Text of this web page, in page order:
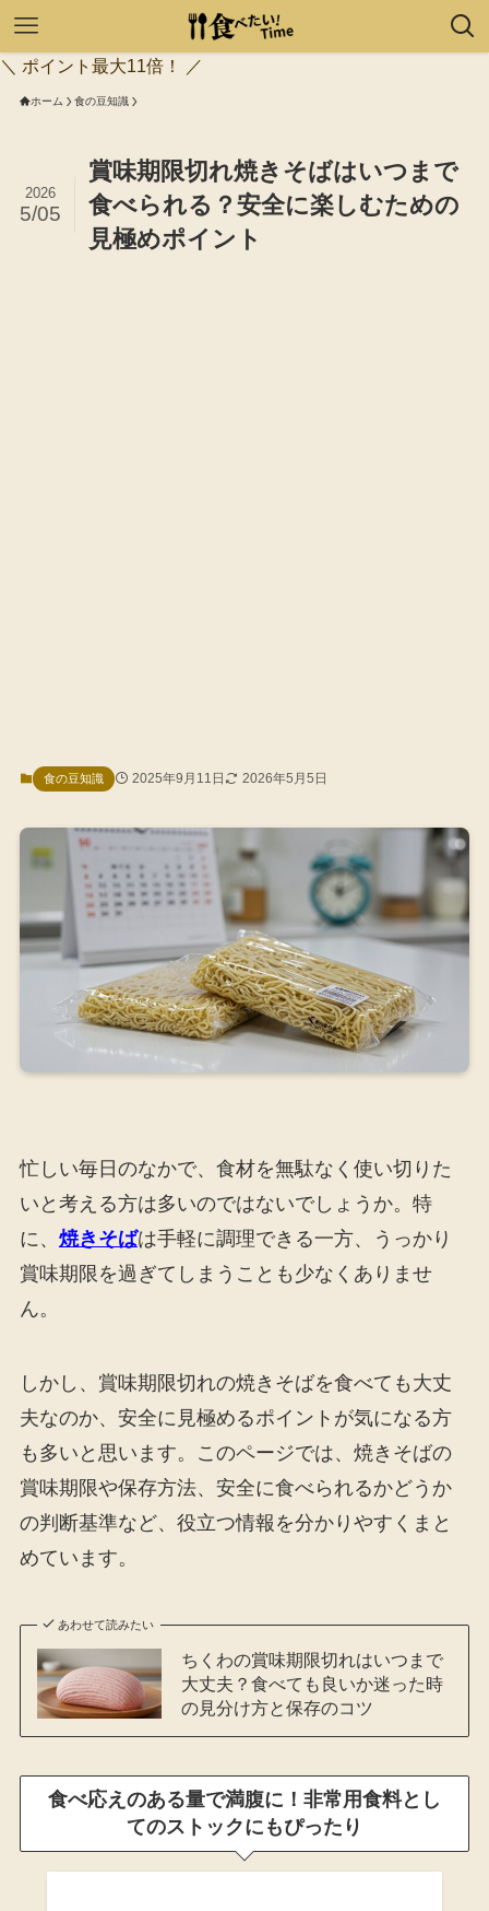
＼ ポイント最大11倍！ ／
ホーム 食の豆知識
賞味期限切れ焼きそばはいつまで
食べられる？安全に楽しむための
見極めポイント
2026
5/05
食の豆知識 2025年9月11日 2026年5月5日
忙しい毎日のなかで、食材を無駄なく使い切りた
いと考える方は多いのではないでしょうか。特
に、 焼きそばは手軽に調理できる一方、うっかり
賞味期限を過ぎてしまうことも少なくありませ
ん。
しかし、賞味期限切れの焼きそばを食べても大丈
夫なのか、安全に見極めるポイントが気になる方
も多いと思います。このページでは、焼きそばの
賞味期限や保存方法、安全に食べられるかどうか
の判断基準など、役立つ情報を分かりやすくまと
めています。
あわせて読みたい
ちくわの賞味期限切れはいつまで
大丈夫？食べても良いか迷った時
の見分け方と保存のコツ
食べ応えのある量で満腹に！非常用食料とし
てのストックにもぴったり